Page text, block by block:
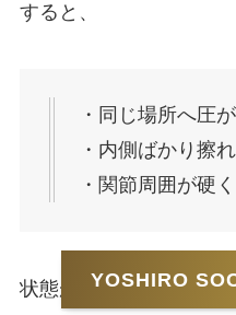
すると、
・同じ場所へ圧
・内側ばかり擦
・関節周囲が硬
状態が起こります。
YOSHIRO